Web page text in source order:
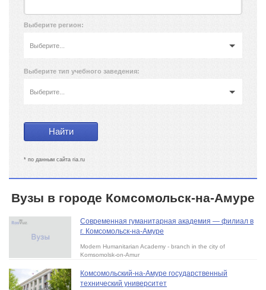
Выберите регион:
Выберите...
Выберите тип учебного заведения:
Выберите...
* по данным сайта ria.ru
Вузы в городе Комсомольск-на-Амуре
Современная гуманитарная академия — филиал в
г. Комсомольск-на-Амуре
Modern Humanitarian Academy - branch in the city of
Komsomolsk-on-Amur
Комсомольский-на-Амуре государственный
технический университет